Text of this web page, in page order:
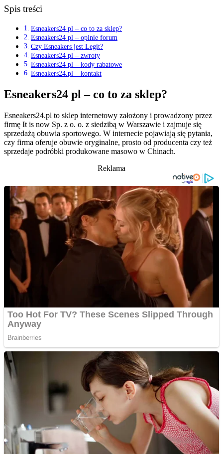
Spis treści
Esneakers24 pl – co to za sklep?
Esneakers24 pl – opinie forum
Czy Esneakers jest Legit?
Esneakers24 pl – zwroty
Esneakers24 pl – kody rabatowe
Esneakers24.pl – kontakt
Esneakers24 pl – co to za sklep?
Esneakers24.pl to sklep internetowy założony i prowadzony przez
firmę It is now Sp. z o. o. z siedzibą w Warszawie i zajmuje się
sprzedażą obuwia sportowego. W internecie pojawiają się pytania,
czy firma oferuje obuwie oryginalne, prosto od producenta czy też
sprzedaje podróbki produkowane masowo w Chinach.
Reklama